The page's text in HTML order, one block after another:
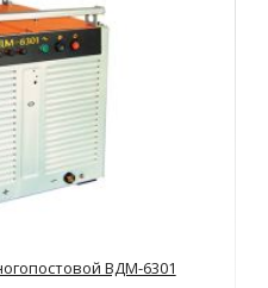
ВДМ-6301